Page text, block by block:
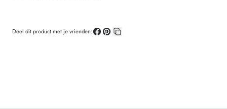
Deel dit product met je vrienden: